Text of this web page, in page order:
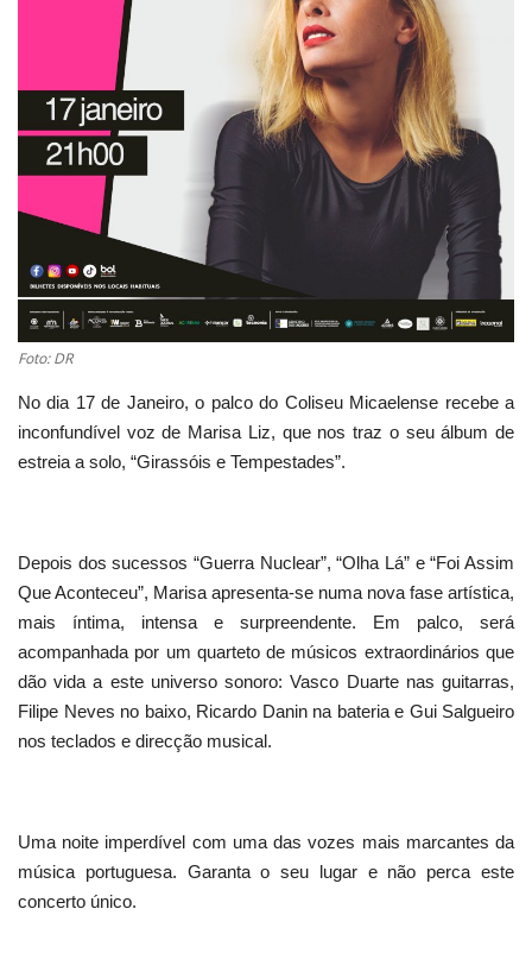
Ficha técnica
Cultura
Lazer
Ambiente
Foto: DR
No dia 17 de Janeiro, o palco do Coliseu Micaelense recebe a
inconfundível voz de Marisa Liz, que nos traz o seu álbum de
estreia a solo, “Girassóis e Tempestades”.
Depois dos sucessos “Guerra Nuclear”, “Olha Lá” e “Foi Assim
Que Aconteceu”, Marisa apresenta-se numa nova fase artística,
mais íntima, intensa e surpreendente. Em palco, será
acompanhada por um quarteto de músicos extraordinários que
dão vida a este universo sonoro: Vasco Duarte nas guitarras,
Filipe Neves no baixo, Ricardo Danin na bateria e Gui Salgueiro
nos teclados e direcção musical.
Uma noite imperdível com uma das vozes mais marcantes da
música portuguesa. Garanta o seu lugar e não perca este
concerto único.